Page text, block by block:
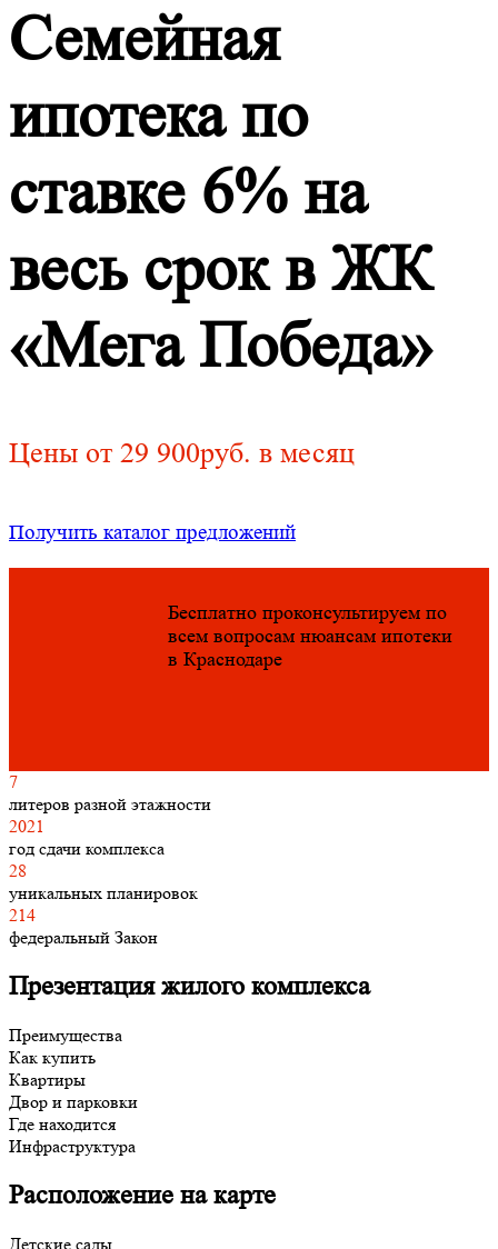
Семейная
ипотека по
ставке 6% на
весь срок в ЖК
«Мега Победа»
Цены от 29 900руб. в месяц
Получить каталог предложений
Бесплатно проконсультируем по
всем вопросам нюансам ипотеки
в Краснодаре
7
литеров разной этажности
2021
год сдачи комплекса
28
уникальных планировок
214
федеральный Закон
Презентация жилого комплекса
Преимущества
Как купить
Квартиры
Двор и парковки
Где находится
Инфраструктура
Расположение на карте
Детские сады